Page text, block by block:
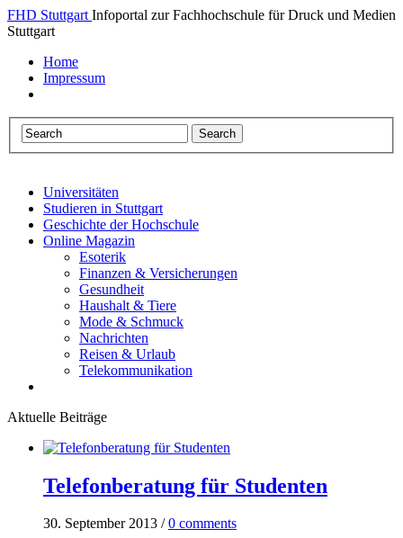
FHD Stuttgart Infoportal zur Fachhochschule für Druck und Medien
Stuttgart
Home
Impressum
Universitäten
Studieren in Stuttgart
Geschichte der Hochschule
Online Magazin
Esoterik
Finanzen & Versicherungen
Gesundheit
Haushalt & Tiere
Mode & Schmuck
Nachrichten
Reisen & Urlaub
Telekommunikation
Aktuelle Beiträge
Telefonberatung für Studenten
30. September 2013 /0 comments